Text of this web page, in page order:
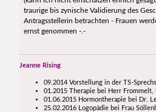
traurige bis zynische Validierung des
Antragsstellerin betrachten - Frauen
ernst genommen -.-
Jeanne Rising
09.2014 Vorstellung in der TS-
01.2015 Therapie bei Herr Frommelt,
01.06.2015 Hormontherapie bei Dr.
25.02.2016 Logopädie bei Frau